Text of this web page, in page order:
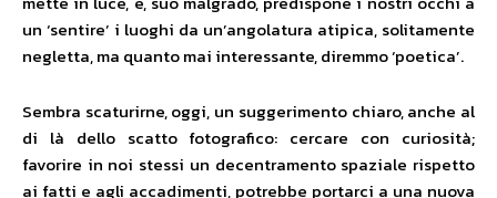
un ‘sentire’ i luoghi da un’angolatura atipica, solitamente
negletta, ma quanto mai interessante, diremmo ‘poetica’.
Sembra scaturirne, oggi, un suggerimento chiaro, anche al
di là dello scatto fotografico: cercare con curiosità;
favorire in noi stessi un decentramento spaziale rispetto
ai fatti e agli accadimenti, potrebbe portarci a una nuova